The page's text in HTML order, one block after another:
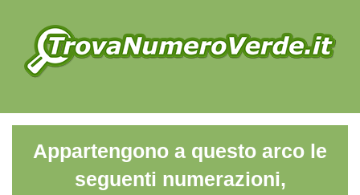
Appartengono a questo arco le
seguenti numerazioni,